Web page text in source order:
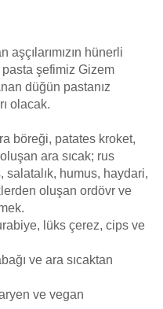
aşçılarımızın hünerli
pasta şefimiz Gizem
düğün pastanız
olacak.
böreği, patates kroket,
ara sıcak; rus
salatalık, humus, haydari,
oluşan ordövr ve
lüks çerez, cips ve
ve ara sıcaktan
ve vegan